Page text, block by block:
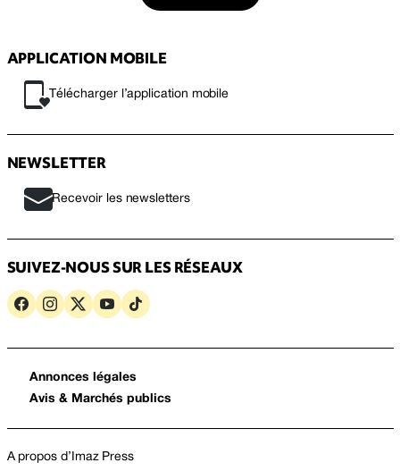
APPLICATION MOBILE
Télécharger l’application mobile
NEWSLETTER
Recevoir les newsletters
SUIVEZ-NOUS SUR LES RÉSEAUX
Annonces légales
Avis & Marchés publics
A propos d’Imaz Press